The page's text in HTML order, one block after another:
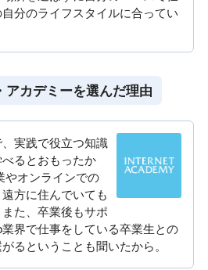
分のライフスタイルに合ってい
アカデミーを選んだ理由
実践で役立つ知識
るとおもったか
やオンラインでの
方に住んでいても
た、卒業後もサポ
界で仕事をしている卒業生との
るということも聞いたから。